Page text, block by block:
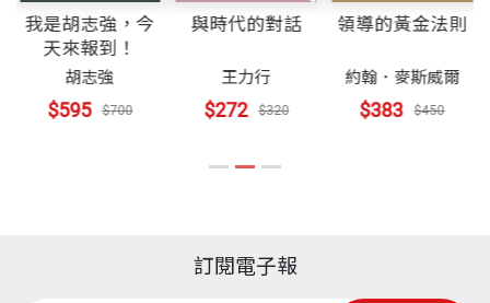
Vision ｜遠見
哈拉瑞（Yuval Noah Harari）─以色列新銳歷史學家
●最大敵人非病毒，而是心中惡魔
●國家的繁榮，無法再靠戰爭達成
我是胡志強，今
天來報到！
胡志強
$595 $700
與時代的對話
王力行
$272 $320
領導的黃金法則
約翰．麥斯威爾
$383 $450
訂閱電子報